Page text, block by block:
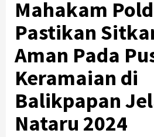
Mahakam
Pastikan
Aman Pada
Keramaian di
Balikpapan
Nataru 2024